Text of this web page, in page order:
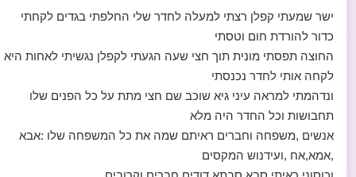
ישר שמעתי קפלן רצתי למעלה לחדר שלי החלפתי בגדים לקחתי
כדור להורדת חום וטסתי
החוצה תפסתי מונית תוך חצי שעה הגעתי לקפלן נגשיתי לאחות היא
לקחה אותי לחדר נכנסתי
ונדהמתי למראה עיני גיא שוכב שם חצי מתת על כל הפנים שלו
תחבושות וכל החדר היה מלא
אנשים ,משפחה וחברים ראיתם שמה את כל המשפחה שלו :אבא
,אמא,אח ,ועידנוש המקסים